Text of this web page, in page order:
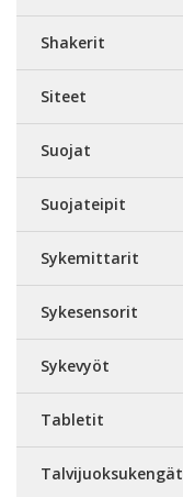
Shakerit
Siteet
Suojat
Suojateipit
Sykemittarit
Sykesensorit
Sykevyöt
Tabletit
Talvijuoksukengät